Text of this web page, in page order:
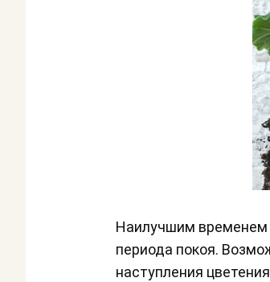
Наилучшим временем
периода покоя.
наступления